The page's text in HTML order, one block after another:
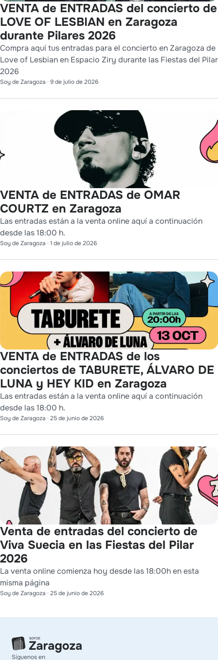
VENTA de ENTRADAS del concierto de
LOVE OF LESBIAN en Zaragoza
durante Pilares 2026
Compra aquí tus entradas para el concierto en Zaragoza de
Love of Lesbian en Espacio Ziry durante las Fiestas del Pilar
2026
Soy de Zaragoza · 9 de julio de 2026
VENTA de ENTRADAS de OMAR
COURTZ en Zaragoza
Las entradas están a la venta online aquí a continuación
desde las 18:00 h.
Soy de Zaragoza · 1 de julio de 2026
VENTA de ENTRADAS de los
conciertos de TABURETE, ÁLVARO DE
LUNA y HEY KID en Zaragoza
Las entradas están a la venta online aquí a continuación
desde las 18:00 h.
Soy de Zaragoza · 25 de junio de 2026
Venta de entradas del concierto de
Viva Suecia en las Fiestas del Pilar
2026
La venta online comienza hoy desde las 18:00h en esta
misma página
Soy de Zaragoza · 25 de junio de 2026
Síguenos en